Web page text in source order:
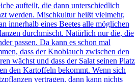
aufteilt, die dann unterschiedlich
werden. Mischkultur heißt vielmehr,
innerhalb eines Beetes alle möglichen
durchmischt. Natürlich nur die, die
passen. Da kann es schon mal
dass der Knoblauch zwischen den
wächst und dass der Salat seinen Platz
den Kartoffeln bekommt. Wenn sich
vertragen, dann kann nichts